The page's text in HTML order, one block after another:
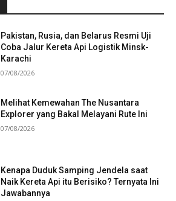
Pakistan, Rusia, dan Belarus Resmi Uji
Coba Jalur Kereta Api Logistik Minsk-
Karachi
07/08/2026
Melihat Kemewahan The Nusantara
Explorer yang Bakal Melayani Rute Ini
07/08/2026
Kenapa Duduk Samping Jendela saat
Naik Kereta Api itu Berisiko? Ternyata Ini
Jawabannya